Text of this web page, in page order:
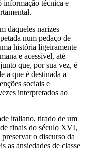
informação técnica e
daqueles narizes
num pedaço de
história ligeiramente
e acessível, até
que, por sua vez, é
a que é destinada a
sociais e
interpretados ao
italiano, tirado de um
finais do século XVI,
o discurso da
as ansiedades de classe